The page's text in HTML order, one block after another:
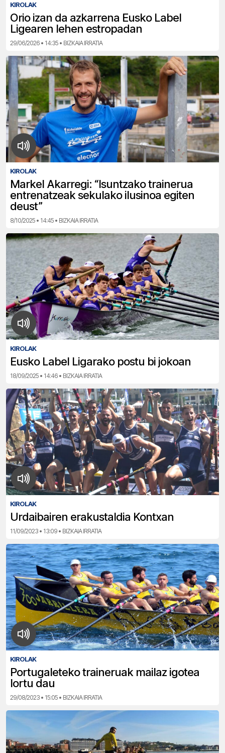
KIROLAK
Orio izan da azkarrena Eusko Label
Ligearen lehen estropadan
29/06/2026 • 14:35 • BIZKAIA IRRATIA
KIROLAK
Markel Akarregi: “Isuntzako trainerua
entrenatzeak sekulako ilusinoa egiten
deust”
8/10/2025 • 14:45 • BIZKAIA IRRATIA
KIROLAK
Eusko Label Ligarako postu bi jokoan
18/09/2025 • 14:46 • BIZKAIA IRRATIA
KIROLAK
Urdaibairen erakustaldia Kontxan
11/09/2023 • 13:09 • BIZKAIA IRRATIA
KIROLAK
Portugaleteko traineruak mailaz igotea
lortu dau
29/08/2023 • 15:05 • BIZKAIA IRRATIA